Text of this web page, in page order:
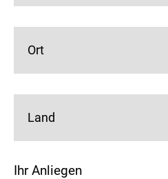
Ort
Land
Ihr Anliegen